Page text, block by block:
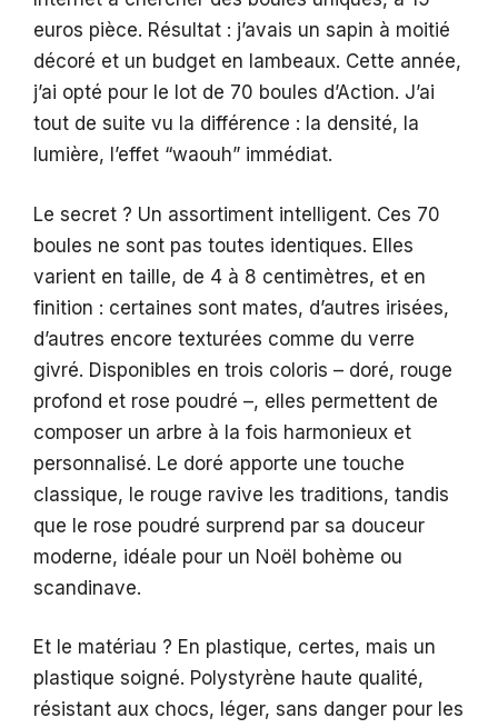
euros pièce. Résultat : j’avais un sapin à moitié
décoré et un budget en lambeaux. Cette année,
j’ai opté pour le lot de 70 boules d’Action. J’ai
tout de suite vu la différence : la densité, la
lumière, l’effet “waouh” immédiat.
Le secret ? Un assortiment intelligent. Ces 70
boules ne sont pas toutes identiques. Elles
varient en taille, de 4 à 8 centimètres, et en
finition : certaines sont mates, d’autres irisées,
d’autres encore texturées comme du verre
givré. Disponibles en trois coloris – doré, rouge
profond et rose poudré –, elles permettent de
composer un arbre à la fois harmonieux et
personnalisé. Le doré apporte une touche
classique, le rouge ravive les traditions, tandis
que le rose poudré surprend par sa douceur
moderne, idéale pour un Noël bohème ou
scandinave.
Et le matériau ? En plastique, certes, mais un
plastique soigné. Polystyrène haute qualité,
résistant aux chocs, léger, sans danger pour les